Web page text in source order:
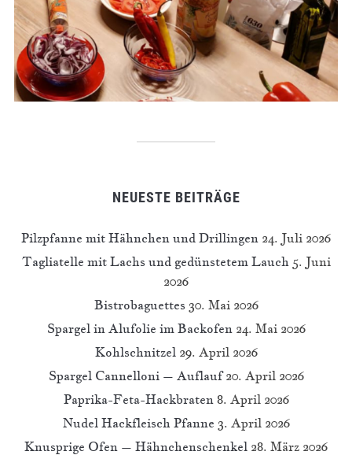
NEUESTE BEITRÄGE
Pilzpfanne mit Hähnchen und Drillingen 24. Juli 2026
Tagliatelle mit Lachs und gedünstetem Lauch 5. Juni
2026
Bistrobaguettes 30. Mai 2026
Spargel in Alufolie im Backofen 24. Mai 2026
Kohlschnitzel 29. April 2026
Spargel Cannelloni – Auflauf 20. April 2026
Paprika-Feta-Hackbraten 8. April 2026
Nudel Hackfleisch Pfanne 3. April 2026
Knusprige Ofen – Hähnchenschenkel 28. März 2026